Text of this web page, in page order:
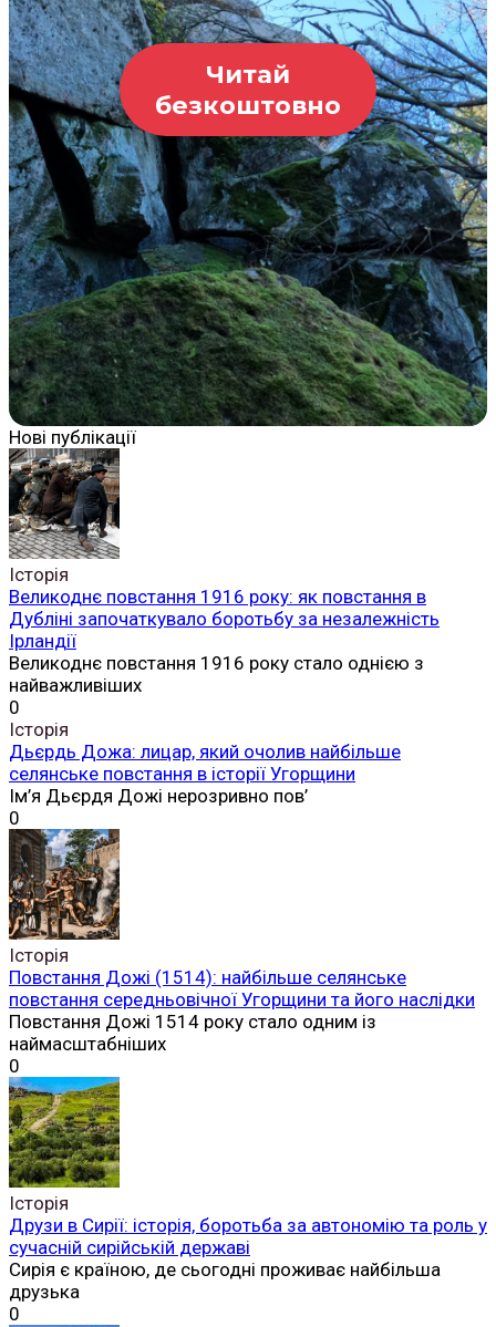
Читай
безкоштовно
Нові публікації
Історія
Великоднє повстання 1916 року: як повстання в
Дубліні започаткувало боротьбу за незалежність
Ірландії
Великоднє повстання 1916 року стало однією з
найважливіших
0
Історія
Дьєрдь Дожа: лицар, який очолив найбільше
селянське повстання в історії Угорщини
Ім’я Дьєрдя Дожі нерозривно пов’
0
Історія
Повстання Дожі (1514): найбільше селянське
повстання середньовічної Угорщини та його наслідки
Повстання Дожі 1514 року стало одним із
наймасштабніших
0
Історія
Друзи в Сирії: історія, боротьба за автономію та роль у
сучасній сирійській державі
Сирія є країною, де сьогодні проживає найбільша
друзька
0